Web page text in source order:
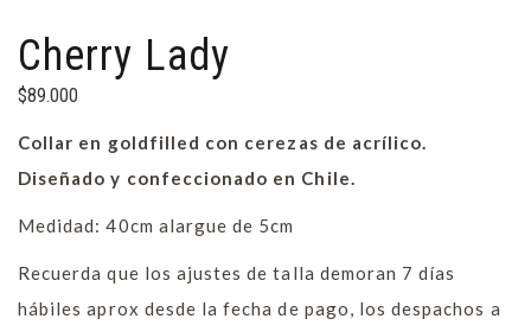
Cherry Lady
$89.000
Collar en goldfilled con cerezas de acrílico.
Diseñado y confeccionado en Chile.
Medidad: 40cm alargue de 5cm
Recuerda que los ajustes de talla demoran 7 días
hábiles aprox desde la fecha de pago, los despachos a